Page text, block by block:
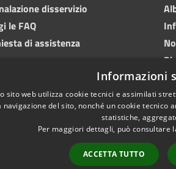
disservizio
le FAQ
di assistenza
Informazioni
sito web utilizza cookie tecnici e assimilati
navigazione del sito, nonché un cookie tecnico
statistiche,
Per maggiori dettagli, può consultare
ACCETTA TUTTO